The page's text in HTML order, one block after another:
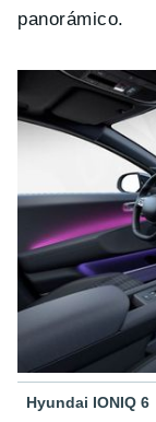
panorámico.
Hyundai IONIQ 6